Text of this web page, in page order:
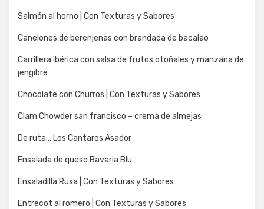
Salmón al horno | Con Texturas y Sabores
Canelones de berenjenas con brandada de bacalao
Carrillera ibérica con salsa de frutos otoñales y manzana de
jengibre
Chocolate con Churros | Con Texturas y Sabores
Clam Chowder san francisco – crema de almejas
De ruta… Los Cantaros Asador
Ensalada de queso Bavaria Blu
Ensaladilla Rusa | Con Texturas y Sabores
Entrecot al romero | Con Texturas y Sabores